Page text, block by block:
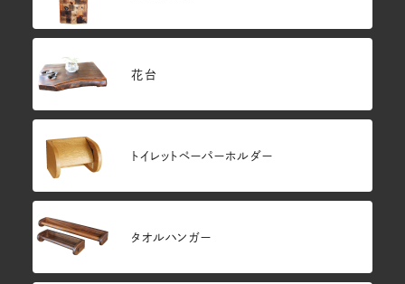
花台
トイレットペーパーホルダー
タオルハンガー